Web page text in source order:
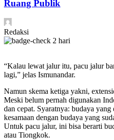
Ruang Publik
Redaksi
2 hari
“Kalau lewat jalur itu, pacu jalur
lagi,” jelas Ismunandar.
Namun skema ketiga yakni,
Meski belum pernah digunakan
dan cepat. Syaratnya: budaya
kesamaan dengan budaya yang
Untuk pacu jalur, ini bisa berarti
atau Tiongkok.